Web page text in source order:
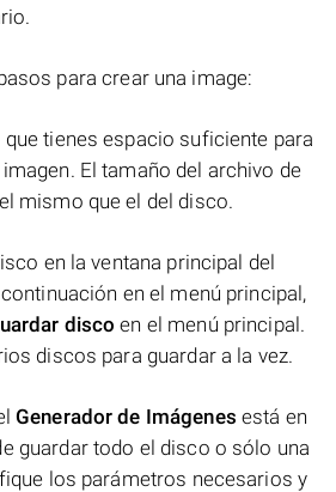
para crear una image:
que tienes espacio suficiente para
El tamaño del archivo de
mismo que el del disco.
en la ventana principal del
en el menú principal,
disco en el menú principal.
discos para guardar a la vez.
Generador de Imágenes está en
guardar todo el disco o sólo una
los parámetros necesarios y